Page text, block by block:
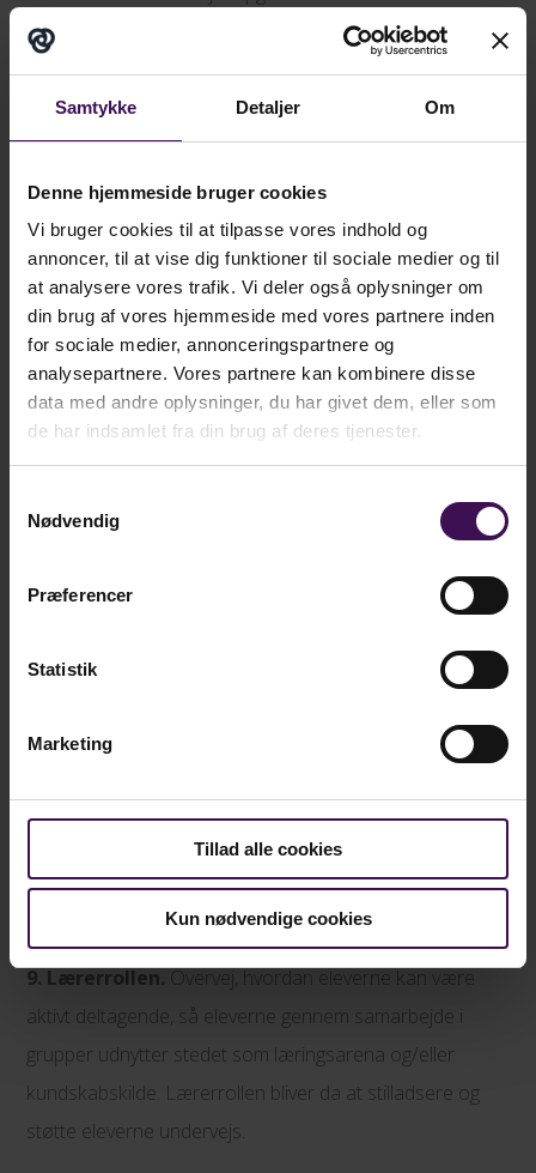
Samtykke Detaljer Om
Denne hjemmeside bruger cookies
Vi bruger cookies til at tilpasse vores indhold og
annoncer, til at vise dig funktioner til sociale medier og til
at analysere vores trafik. Vi deler også oplysninger om
din brug af vores hjemmeside med vores partnere inden
for sociale medier, annonceringspartnere og
analysepartnere. Vores partnere kan kombinere disse
data med andre oplysninger, du har givet dem, eller som
de har indsamlet fra din brug af deres tjenester.
Nødvendig
Præferencer
Statistik
Marketing
Tillad alle cookies
Kun nødvendige cookies
undersøgelserne, inden I går ud. Lad eleverne stille
afklarende spørgsmål inden.
4. Klar struktur.Præsenter en klar struktur for
pauser og tidspunkter for opsamlinger og hjemturen.
5. Samlingspunkt.Udvælg et samlingspunkt ude, hvor
fælles beskeder kan gives. Saml eleverne i en cirkel eller
inden for de fire kegler, og stå selv med solen i øjnene og
vinden i ryggen. Så kan eleverne se og høre dig.
Sørg for at have et signal, eleverne
kender, når du vil samle dem. Det kan være et håndtegn
til steder, hvor man ikke må larme, eller en fløjte til større
Til mindre klasser er det en fordel, hvis
de har en fast gåmakker, som de går med både ud og
eleverne mister fokus. Hvad har I gjort og lært indtil nu?
Hvad skal I herefter?
9. Lærerrollen.
Overvej, hvordan eleverne kan være
aktivt deltagende, så eleverne gennem samarbejde i
grupper udnytter stedet som læringsarena og/eller
kundskabskilde. Lærerrollen bliver da at stilladsere og
støtte eleverne undervejs.